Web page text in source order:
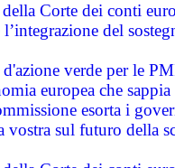
Corte dei conti
l’integrazione del
d'azione verde per le
europea che
esorta i
vostra sul futuro della